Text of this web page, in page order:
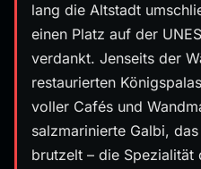
lang die Altstadt
einen Platz auf der
verdankt. Jenseits der
restaurierten
voller Cafés und
salzmarinierte Galbi,
brutzelt – die